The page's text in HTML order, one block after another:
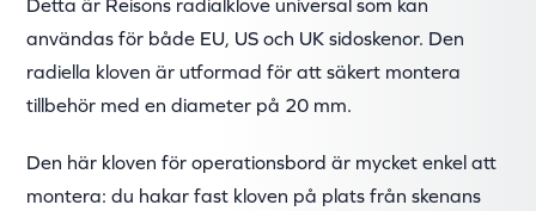
Detta är Reisons radialklove universal som kan
användas för både EU, US och UK sidoskenor. Den
radiella kloven är utformad för att säkert montera
tillbehör med en diameter på 20 mm.
Den här kloven för operationsbord är mycket enkel att
montera: du hakar fast kloven på plats från skenans